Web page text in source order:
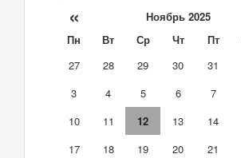
« Ноябрь 2025
Пн Вт Ср Чт Пт
27
28 29 30 31
3
4 5 6 7
10
11 12 13 14
17
18 19 20 21